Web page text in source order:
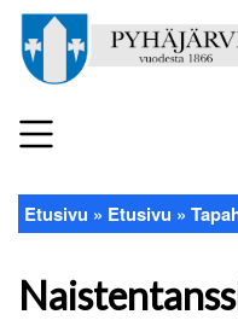
Murupolku
Etusivu Etusivu